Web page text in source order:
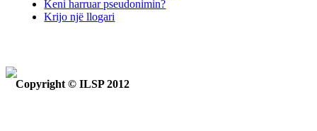
Keni harruar pseudonimin?
Krijo një llogari
Copyright © ILSP 2012